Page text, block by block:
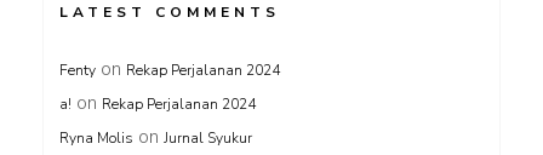
LATEST COMMENTS
Fenty on Rekap Perjalanan 2024
a! on Rekap Perjalanan 2024
Ryna Molis on Jurnal Syukur